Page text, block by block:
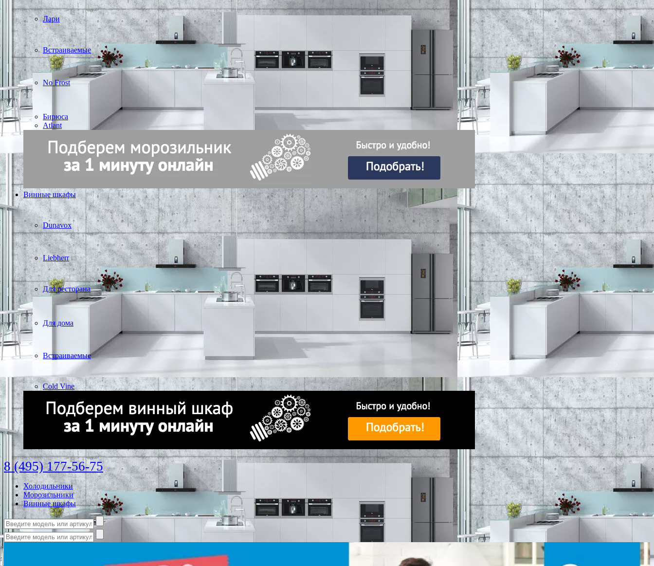
Лари
Встраиваемые
No Frost
Бирюса
Atlant
Винные шкафы
Dunavox
Liebherr
Для ресторана
Для дома
Встраиваемые
Cold Vine
8 (495) 177-56-75
Холодильники
Морозильники
Винные шкафы